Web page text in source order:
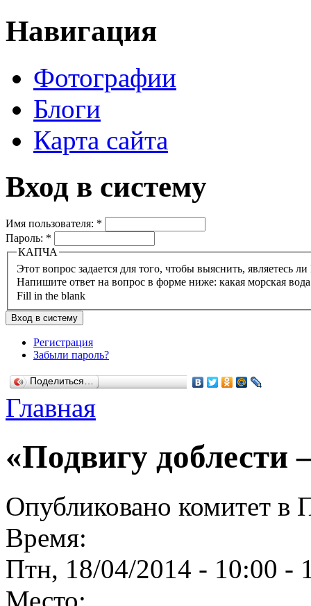
Навигация
Фотографии
Блоги
Карта сайта
Вход в систему
Имя пользователя: *
Пароль: *
КАПЧА
Напишите ответ на вопрос в форме ниже: какая морская
Fill in the blank
Регистрация
Забыли пароль?
Поделиться…
Главная
«Подвигу доблести
Опубликовано комитет в
Время:
Птн, 18/04/2014 - 10:00 -